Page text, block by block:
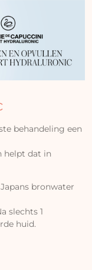
behandeling een
helpt dat in
bronwater
slechts 1
huid.